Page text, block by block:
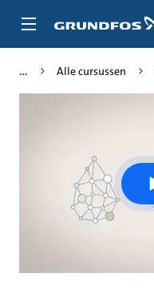
naar
Alle cursussen